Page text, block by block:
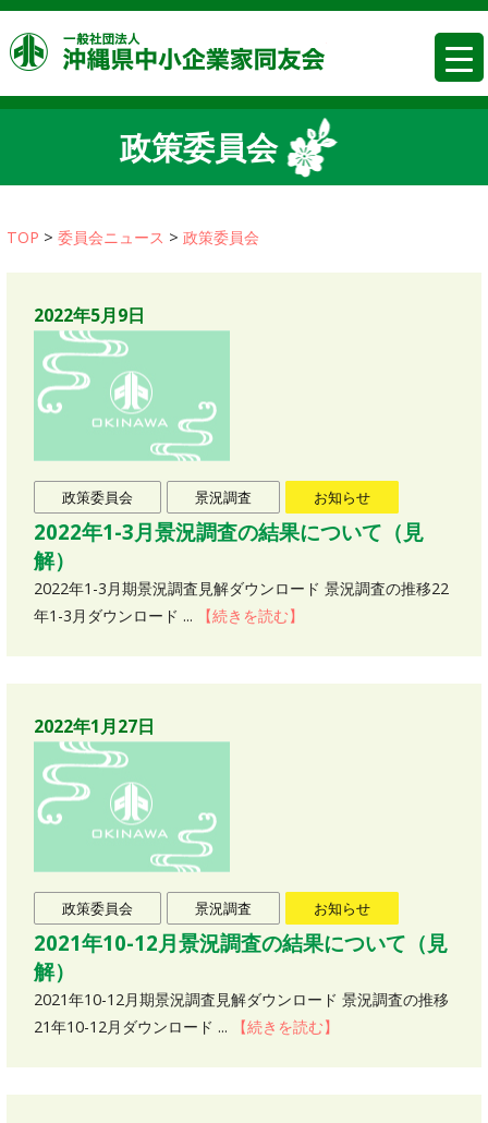
コ
ン
テ
ン
沖縄県
政策委員会
TOP >委員会ニュース >政策委員会
2022年5月9日
政策委員会 景況調査 お知らせ
2022年1-3月景況調査の結果について（見
解）
2022年1-3月期景況調査見解ダウンロード 景況調査の推移22
年1-3月ダウンロード ...
【続きを読む】
2022年1月27日
政策委員会 景況調査 お知らせ
2021年10-12月景況調査の結果について（見
解）
2021年10-12月期景況調査見解ダウンロード 景況調査の推移
21年10-12月ダウンロード ...
【続きを読む】